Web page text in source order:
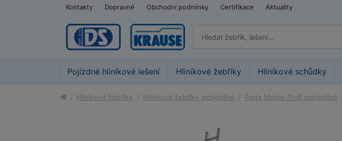
Kontakty Dopravné Obchodní podmínky Certifikace Aktuality
Pojízdné hliníkové lešení Hliníkové žebříky Hliníkové schůdky
Hliníkové žebříky Hliníkové žebříky jednodílné Řada Monto-Profi jednodílné